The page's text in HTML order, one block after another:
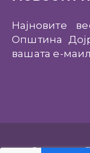
Најновите
Општина
вашата е-
Општина